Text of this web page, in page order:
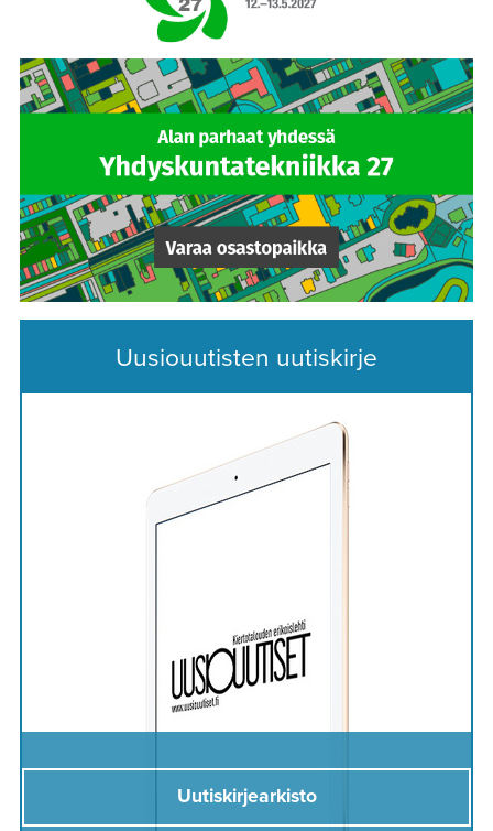
Uusiouutisten uutiskirje
Uutiskirjearkisto